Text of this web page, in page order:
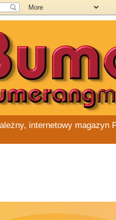
internetowy magazyn